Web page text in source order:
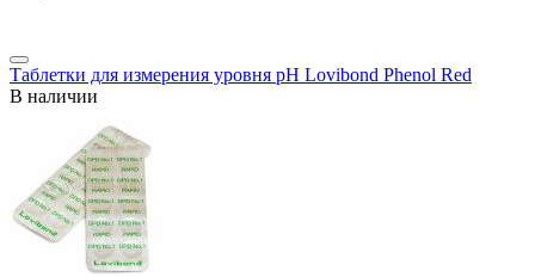
Таблетки для измерения уровня pH Lovibond Phenol Red
В наличии